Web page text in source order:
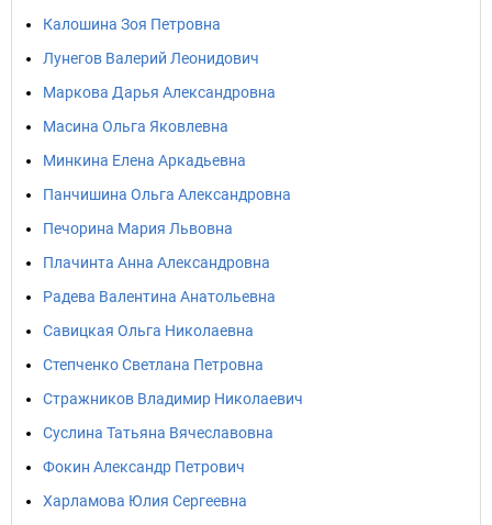
Калошина Зоя Петровна
Лунегов Валерий Леонидович
Маркова Дарья Александровна
Масина Ольга Яковлевна
Минкина Елена Аркадьевна
Панчишина Ольга Александровна
Печорина Мария Львовна
Плачинта Анна Александровна
Радева Валентина Анатольевна
Савицкая Ольга Николаевна
Степченко Светлана Петровна
Стражников Владимир Николаевич
Суслина Татьяна Вячеславовна
Фокин Александр Петрович
Харламова Юлия Сергеевна